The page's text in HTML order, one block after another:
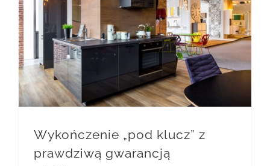
Wykończenie „pod klucz” z
prawdziwą gwarancją